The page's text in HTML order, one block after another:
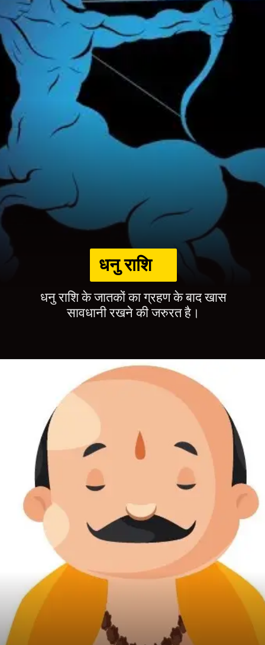
धनु राशि
धनु राशि के जातकों का ग्रहण के बाद खास
सावधानी रखने की जरुरत है।